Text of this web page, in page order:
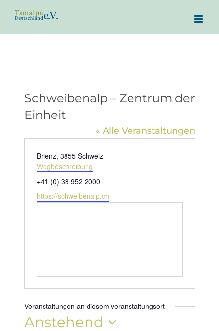
Inhalt
springen
Schweibenalp – Zentrum der
Einheit
« Alle Veranstaltungen
Adresse
Brienz, 3855 Schweiz
Wegbeschreibung
Telefon
+41 (0) 33 952 2000
Webseite
https://schweibenalp.ch
Veranstaltungen an diesem veranstaltungsort
Anstehend